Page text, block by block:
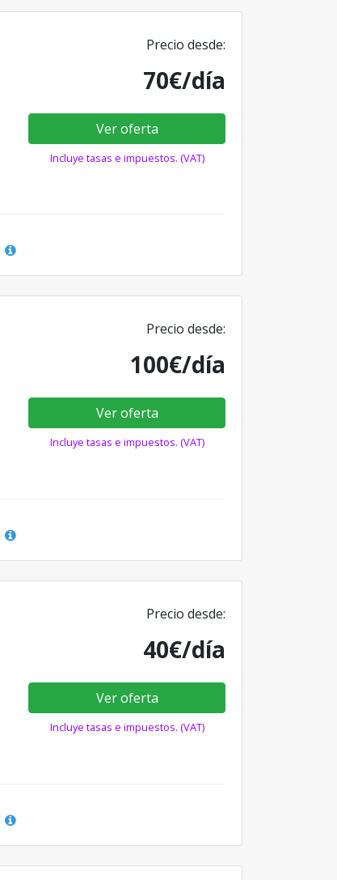
Precio desde:
70€/día
Ver oferta
Incluye tasas e impuestos. (VAT)
Precio desde:
100€/día
Ver oferta
Incluye tasas e impuestos. (VAT)
Precio desde:
40€/día
Ver oferta
Incluye tasas e impuestos. (VAT)